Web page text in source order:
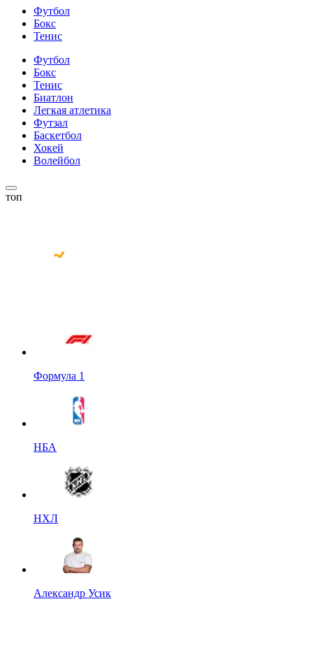
Футбол
Бокс
Тенис
Футбол
Бокс
Тенис
Биатлон
Легкая атлетика
Футзал
Баскетбол
Хокей
Волейбол
топ
Формула 1
НБА
НХЛ
Александр Усик